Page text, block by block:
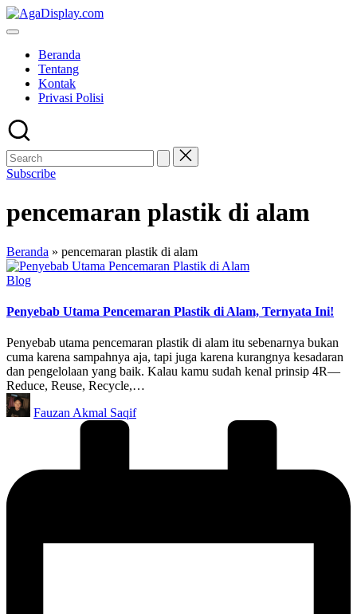
Skip
to
Beranda
Tentang
Kontak
Privasi Polisi
Subscribe
pencemaran plastik di alam
Beranda » pencemaran plastik di alam
Posted
Blog
Penyebab Utama Pencemaran Plastik di Alam, Ternyata Ini!
Penyebab utama pencemaran plastik di alam itu sebenarnya bukan
cuma karena sampahnya aja, tapi juga karena kurangnya kesadaran
dan pengelolaan yang baik. Kalau kamu sudah kenal prinsip 4R—
Reduce, Reuse, Recycle,…
Posted
by
Fauzan Akmal Saqif